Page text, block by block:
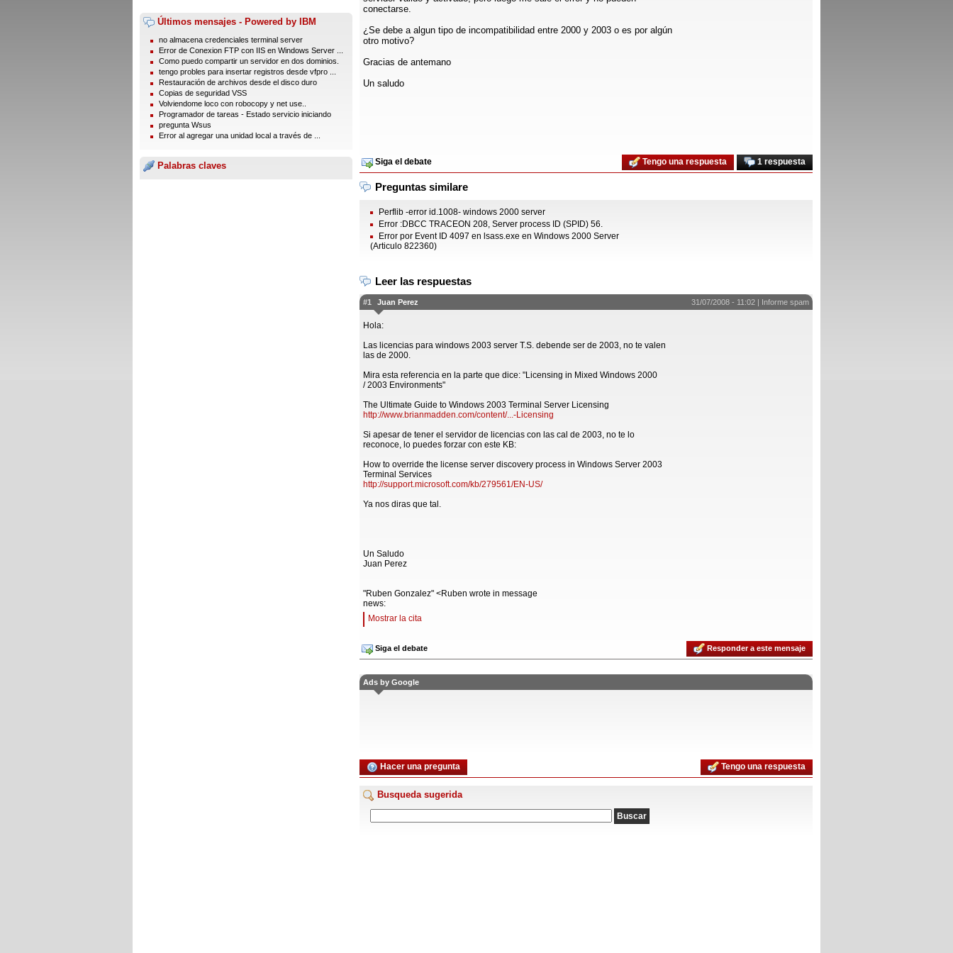
Últimos mensajes - Powered by IBM
no almacena credenciales terminal server
Error de Conexion FTP con IIS en Windows Server ...
Como puedo compartir un servidor en dos dominios.
tengo probles para insertar registros desde vfpro ...
Restauración de archivos desde el disco duro
Copias de seguridad VSS
Volviendome loco con robocopy y net use..
Programador de tareas - Estado servicio iniciando
pregunta Wsus
Error al agregar una unidad local a través de ...
Palabras claves
conectarse.
¿Se debe a algun tipo de incompatibilidad entre 2000 y 2003 o es por algún
otro motivo?
Gracias de antemano
Un saludo
Siga el debate 1 respuesta
Tengo una respuesta
Preguntas similare
Perflib -error id.1008- windows 2000 server
Error :DBCC TRACEON 208, Server process ID (SPID) 56.
Error por Event ID 4097 en lsass.exe en Windows 2000 Server
(Articulo 822360)
Leer las respuestas
#1 Juan Perez 31/07/2008 - 11:02 | Informe spam
Hola:
Las licencias para windows 2003 server T.S. debende ser de 2003, no te valen
las de 2000.
Mira esta referencia en la parte que dice: "Licensing in Mixed Windows 2000
/ 2003 Environments"
The Ultimate Guide to Windows 2003 Terminal Server Licensing
http://www.brianmadden.com/content/...-Licensing
Si apesar de tener el servidor de licencias con las cal de 2003, no te lo
reconoce, lo puedes forzar con este KB:
How to override the license server discovery process in Windows Server 2003
Terminal Services
http://support.microsoft.com/kb/279561/EN-US/
Ya nos diras que tal.
Un Saludo
Juan Perez
"Ruben Gonzalez" <Ruben wrote in message
news:
Mostrar la cita
Siga el debate Responder a este mensaje
Ads by Google
Hacer una pregunta Tengo una respuesta
Busqueda sugerida